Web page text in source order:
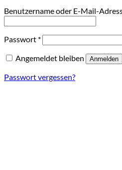
Benutzername oder E-Mail-
Passwort *Erforderlich
Angemeldet bleiben Anmelden
Passwort vergessen?